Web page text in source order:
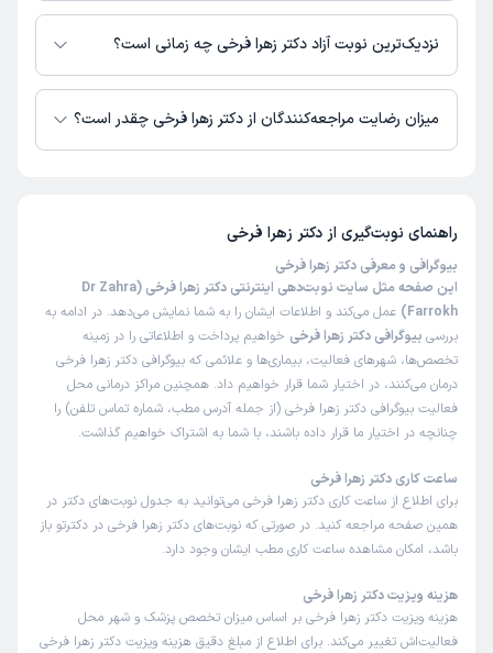
در حال حاضر اطلاعاتی درباره ارائه ویزیت آنلاین توسط دکتر زهرا فرخی در
دسترس نیست. برای دریافت اطلاعات دقیق‌تر، لطفاً با مطب تماس بگیرید.
نزدیک‌ترین نوبت آزاد دکتر زهرا فرخی چه زمانی است؟
زمان نوبت‌دهی و پذیرش بیماران با هماهنگی مطب مشخص می‌شود.
میزان رضایت مراجعه‌کنندگان از دکتر زهرا فرخی چقدر است؟
راهنمای نوبت‌گیری از دکتر زهرا فرخی
بیوگرافی و معرفی دکتر زهرا فرخی
این صفحه مثل سایت نوبت‌دهی اینترنتی دکتر زهرا فرخی (Dr Zahra
Farrokh)
عمل می‌کند و اطلاعات ایشان را به شما نمایش می‌دهد. در ادامه به
بررسی بیوگرافی دکتر زهرا فرخی خواهیم پرداخت و اطلاعاتی را در زمینه
تخصص‌ها، شهرهای فعالیت، بیماری‌ها و علائمی که بیوگرافی دکتر زهرا فرخی
درمان می‌کنند، در اختیار شما قرار خواهیم داد. همچنین مراکز درمانی محل
فعالیت بیوگرافی دکتر زهرا فرخی (از جمله آدرس مطب، شماره تماس تلفن) را
چنانچه در اختیار ما قرار داده باشند، با شما به اشتراک خواهیم گذاشت.
ساعت کاری دکتر زهرا فرخی
برای اطلاع از ساعت کاری دکتر زهرا فرخی می‌توانید به جدول نوبت‌های دکتر در
همین صفحه مراجعه کنید. در صورتی که نوبت‌های دکتر زهرا فرخی در دکترتو باز
باشد، امکان مشاهده ساعت کاری مطب ایشان وجود دارد.
هزینه ویزیت دکتر زهرا فرخی
هزینه ویزیت دکتر زهرا فرخی بر اساس میزان تخصص پزشک و شهر محل
فعالیت‌اش تغییر می‌کند. برای اطلاع از مبلغ دقیق هزینه ویزیت دکتر زهرا فرخی